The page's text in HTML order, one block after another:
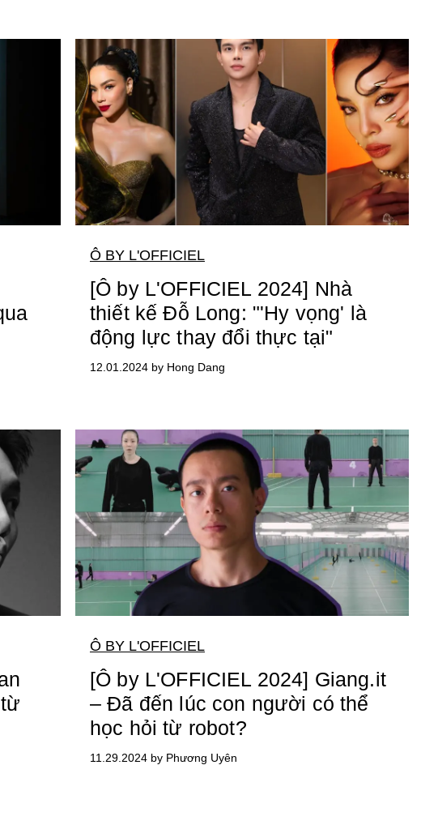
Ô BY L'OFFICIEL
[Ô by L'OFFICIEL 2024] Nhà
thiết kế Đỗ Long: "'Hy vọng' là
động lực thay đổi thực tại"
12.01.2024 by Hong Dang
Ô BY L'OFFICIEL
[Ô by L'OFFICIEL 2024] Giang.it
– Đã đến lúc con người có thể
học hỏi từ robot?
11.29.2024 by Phương Uyên